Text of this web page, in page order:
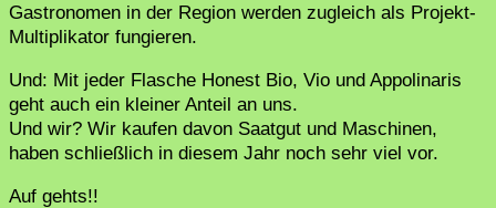
Gastronomen in der Region werden zugleich als Projekt-
Multiplikator fungieren.
Und: Mit jeder Flasche Honest Bio, Vio und Appolinaris
geht auch ein kleiner Anteil an uns.
Und wir? Wir kaufen davon Saatgut und Maschinen,
haben schließlich in diesem Jahr noch sehr viel vor.
Auf gehts!!